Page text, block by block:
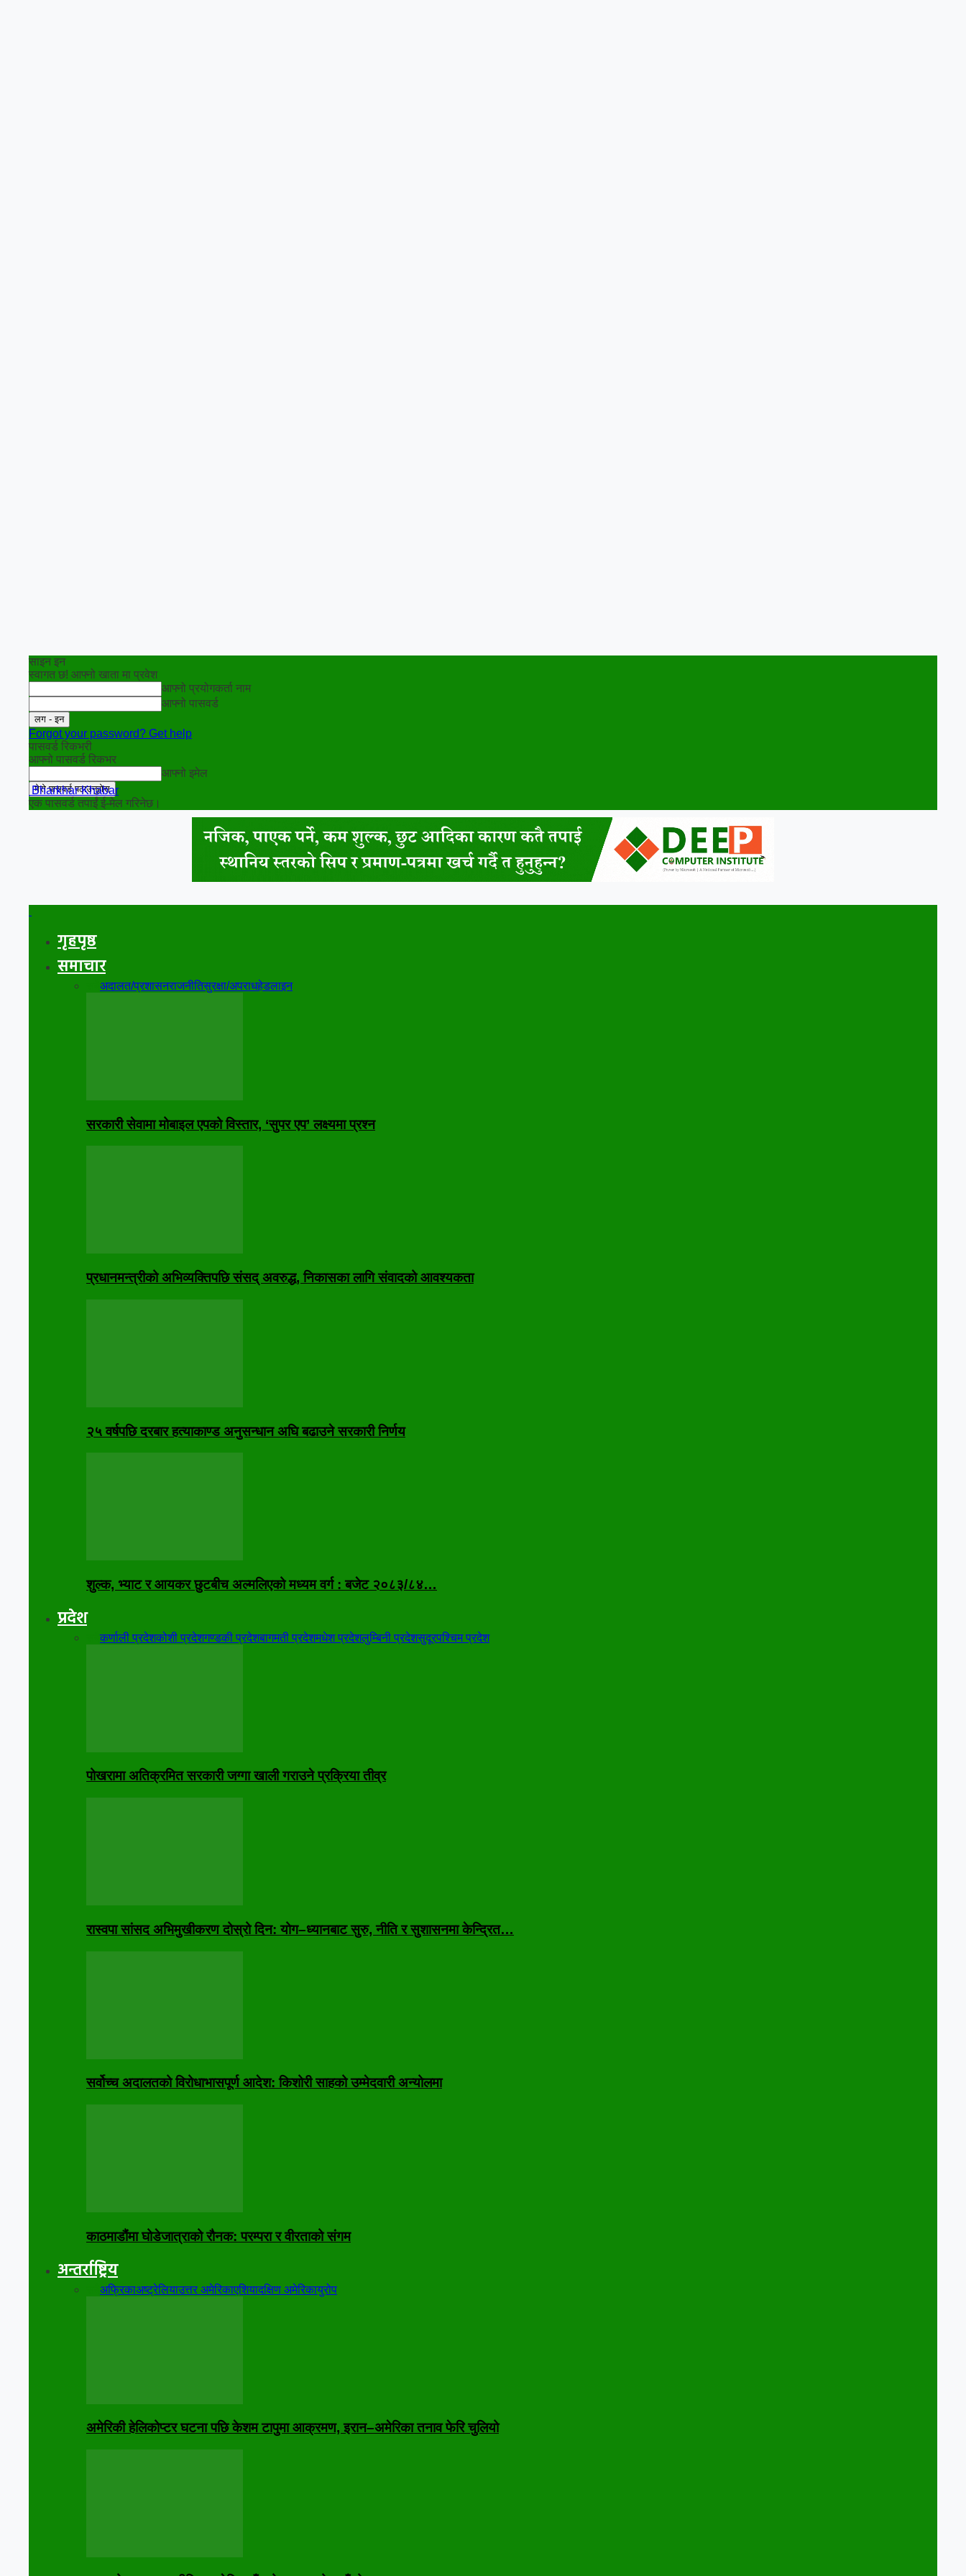
साइन इन
स्वागत छ! आफ्नो खाता मा प्रवेश
आफ्नो प्रयोगकर्ता नाम
आफ्नो पासवर्ड
Forgot your password? Get help
पासवर्ड रिकभरी
आफ्नो पासवर्ड रिकभर
आफ्नो इमेल
एक पासवर्ड तपाईं ई-मेल गरिनेछ।
Bharkhar Khabar
गृहपृष्ठ
समाचार
अदालत/प्रशासनराजनीतिसुरक्षा/अपराधहेडलाइन
सरकारी सेवामा मोबाइल एपको विस्तार, ‘सुपर एप’ लक्ष्यमा प्रश्न
प्रधानमन्त्रीको अभिव्यक्तिपछि संसद् अवरुद्ध, निकासका लागि संवादको आवश्यकता
२५ वर्षपछि दरबार हत्याकाण्ड अनुसन्धान अघि बढाउने सरकारी निर्णय
शुल्क, भ्याट र आयकर छुटबीच अल्मलिएको मध्यम वर्ग : बजेट २०८३/८४…
प्रदेश
सबैकर्णाली प्रदेशकोशी प्रदेशगण्डकी प्रदेशबागमती प्रदेशमधेश प्रदेशलुम्बिनी प्रदेशसुदूरपश्चिम प्रदेश
पोखरामा अतिक्रमित सरकारी जग्गा खाली गराउने प्रक्रिया तीव्र
रास्वपा सांसद अभिमुखीकरण दोस्रो दिन: योग–ध्यानबाट सुरु, नीति र सुशासनमा केन्द्रित…
सर्वोच्च अदालतको विरोधाभासपूर्ण आदेश: किशोरी साहको उम्मेदवारी अन्योलमा
काठमाडौंमा घोडेजात्राको रौनक: परम्परा र वीरताको संगम
अन्तर्राष्ट्रिय
अफ्रिकाअष्ट्रेलियाउत्तर अमेरिकाएशियादक्षिण अमेरिकायुरोप
अमेरिकी हेलिकोप्टर घटना पछि केशम टापुमा आक्रमण, इरान–अमेरिका तनाव फेरि चुलियो